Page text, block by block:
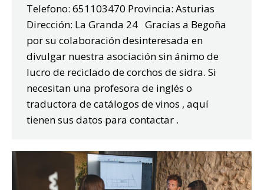
Telefono: 651103470 Provincia: Asturias
Dirección: La Granda 24 Gracias a Begoña
por su colaboración desinteresada en
divulgar nuestra asociación sin ánimo de
lucro de reciclado de corchos de sidra. Si
necesitan una profesora de inglés o
traductora de catálogos de vinos , aquí
tienen sus datos para contactar .